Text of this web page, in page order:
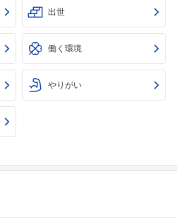
出世
働く環境
やりがい